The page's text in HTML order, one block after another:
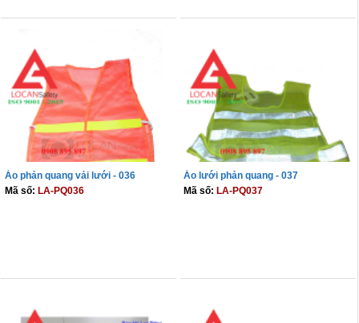
Áo phản quang vải lưới - 036
Mã số: LA-PQ036
Áo lưới phản quang - 037
Mã số: LA-PQ037